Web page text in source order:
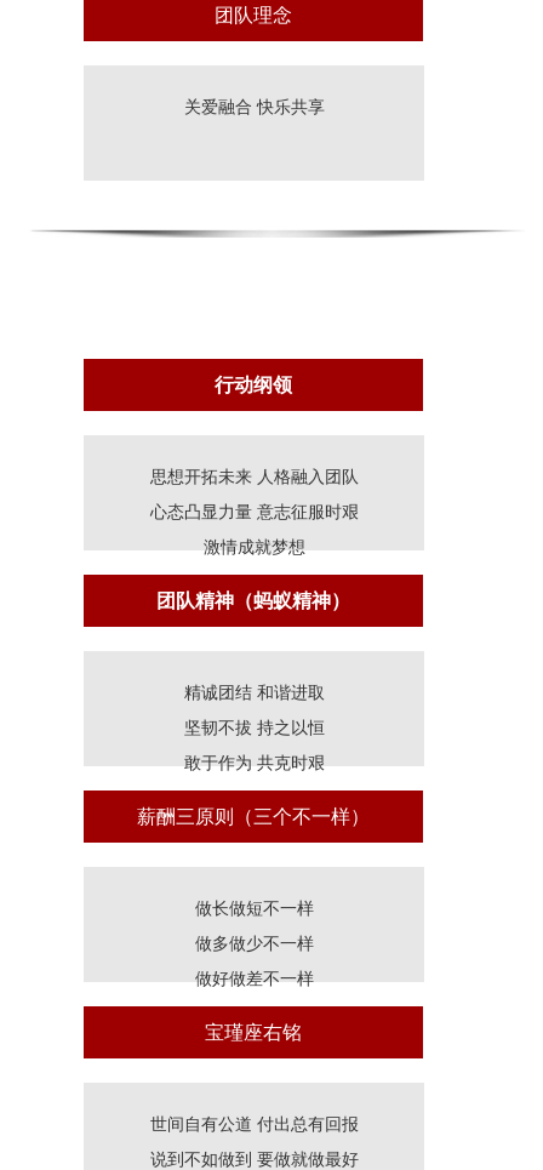
团队理念
关爱融合 快乐共享
行动纲领
思想开拓未来 人格融入团队
心态凸显力量 意志征服时艰
激情成就梦想
团队精神（蚂蚁精神）
精诚团结 和谐进取
坚韧不拔 持之以恒
敢于作为 共克时艰
薪酬三原则（三个不一样）
做长做短不一样
做多做少不一样
做好做差不一样
宝瑾座右铭
世间自有公道 付出总有回报
说到不如做到 要做就做最好